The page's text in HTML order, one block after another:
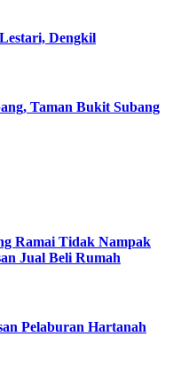
Dengkil
Taman Bukit Subang
Ramai Tidak Nampak
Jual Beli Rumah
Pelaburan Hartanah